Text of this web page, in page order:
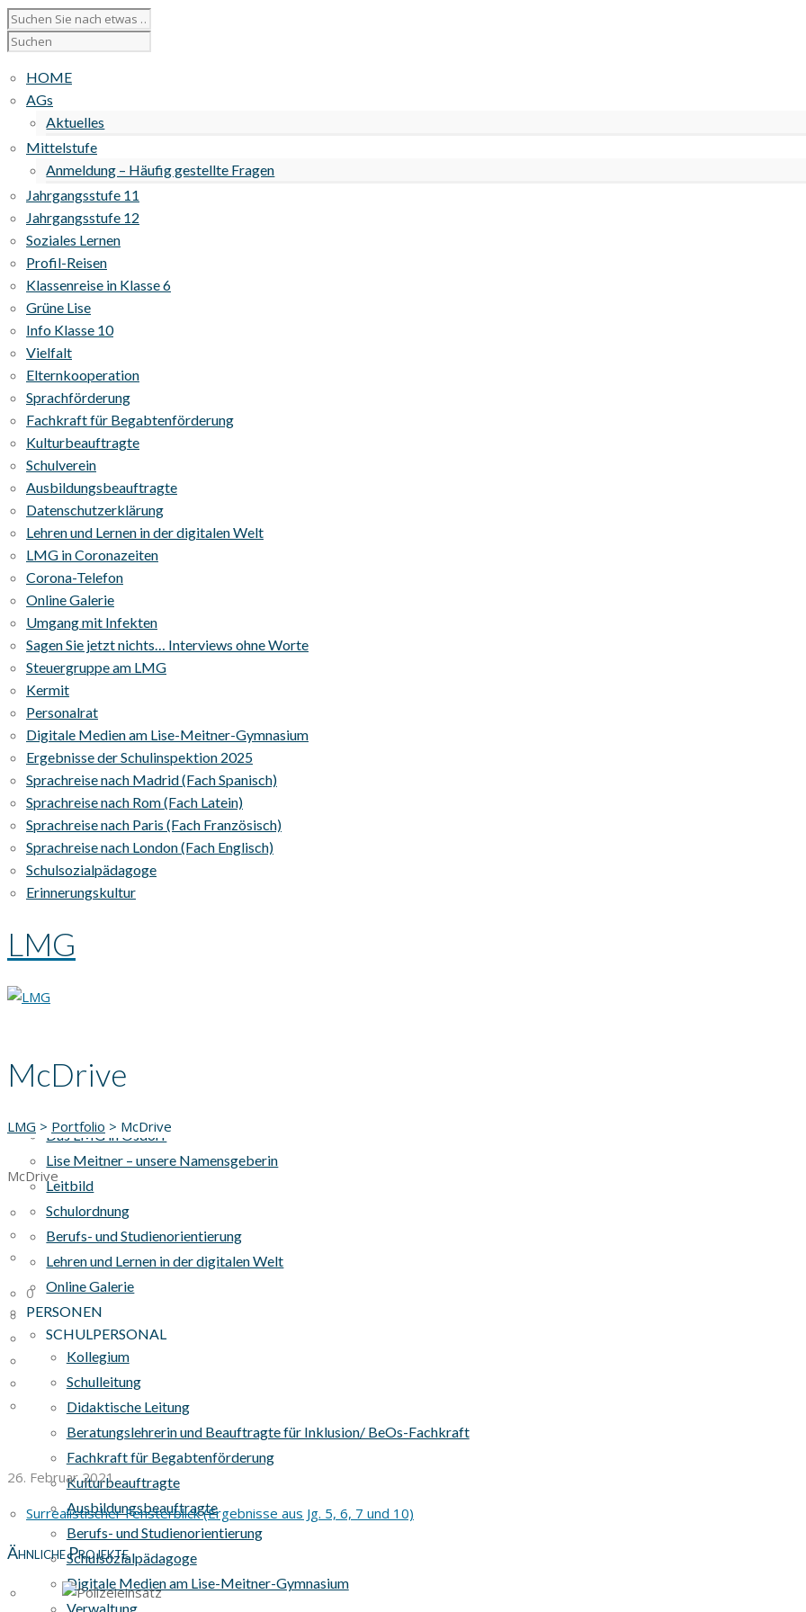
HOME
AGs
Aktuelles
Mittelstufe
Anmeldung – Häufig gestellte Fragen
Jahrgangsstufe 11
Jahrgangsstufe 12
Soziales Lernen
Profil-Reisen
Klassenreise in Klasse 6
Grüne Lise
Info Klasse 10
Vielfalt
Elternkooperation
Sprachförderung
Fachkraft für Begabtenförderung
Kulturbeauftragte
Schulverein
Ausbildungsbeauftragte
Datenschutzerklärung
Lehren und Lernen in der digitalen Welt
LMG in Coronazeiten
Corona-Telefon
Online Galerie
Umgang mit Infekten
Sagen Sie jetzt nichts… Interviews ohne Worte
Steuergruppe am LMG
Kermit
Personalrat
Digitale Medien am Lise-Meitner-Gymnasium
Ergebnisse der Schulinspektion 2025
Sprachreise nach Madrid (Fach Spanisch)
Sprachreise nach Rom (Fach Latein)
Sprachreise nach Paris (Fach Französisch)
Sprachreise nach London (Fach Englisch)
Schulsozialpädagoge
Erinnerungskultur
LMG
AKTUELLES
Das LMG in Osdorf
Lise Meitner – unsere Namensgeberin
Leitbild
Schulordnung
Berufs- und Studienorientierung
Lehren und Lernen in der digitalen Welt
Online Galerie
PERSONEN
SCHULPERSONAL
Kollegium
Schulleitung
Didaktische Leitung
Beratungslehrerin und Beauftragte für Inklusion/ BeOs-Fachkraft
Fachkraft für Begabtenförderung
Kulturbeauftragte
Ausbildungsbeauftragte
Berufs- und Studienorientierung
Schulsozialpädagoge
Digitale Medien am Lise-Meitner-Gymnasium
Verwaltung
McDrive
LMG > Portfolio > McDrive
McDrive
0
26. Februar 2021
Surrealistischer Fensterblick (Ergebnisse aus Jg. 5, 6, 7 und 10)
Ähnliche Projekte